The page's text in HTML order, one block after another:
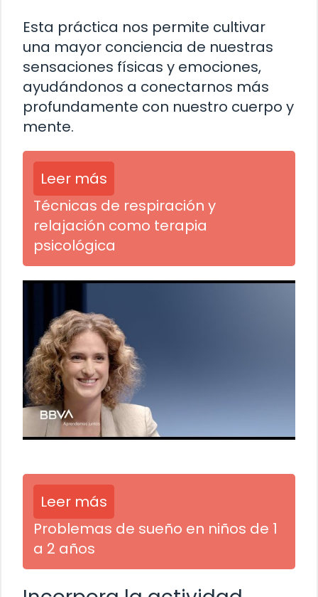
Esta práctica nos permite cultivar
una mayor conciencia de nuestras
sensaciones físicas y emociones,
ayudándonos a conectarnos más
profundamente con nuestro cuerpo y
mente.
Leer más
Técnicas de respiración y
relajación como terapia
psicológica
Leer más
Problemas de sueño en niños de 1
a 2 años